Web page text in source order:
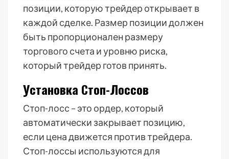
позиции, которую трейдер открывает в
каждой сделке. Размер позиции должен
быть пропорционален размеру
торгового счета и уровню риска,
который трейдер готов принять.
Установка Стоп-Лоссов
Стоп-лосс – это ордер, который
автоматически закрывает позицию,
если цена движется против трейдера.
Стоп-лоссы используются для